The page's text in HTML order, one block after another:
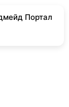
Портал